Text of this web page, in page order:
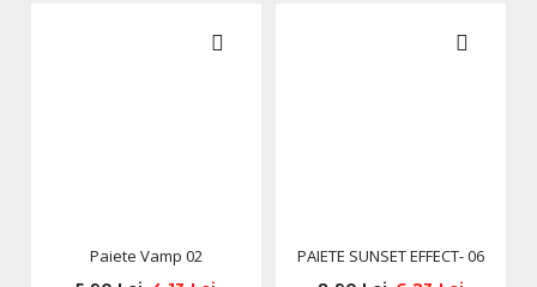
Paiete Vamp 02 PAIETE SUNSET EFFECT- 06